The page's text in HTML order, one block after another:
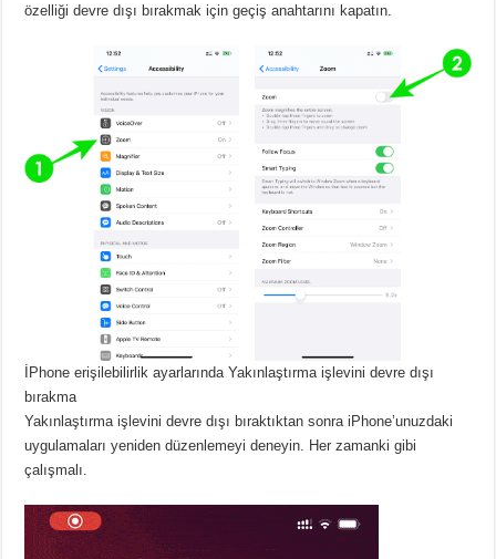
özelliği devre dışı bırakmak için geçiş anahtarını kapatın.
İPhone erişilebilirlik ayarlarında Yakınlaştırma işlevini devre dışı
bırakma
Yakınlaştırma işlevini devre dışı bıraktıktan sonra iPhone’unuzdaki
uygulamaları yeniden düzenlemeyi deneyin. Her zamanki gibi
çalışmalı.